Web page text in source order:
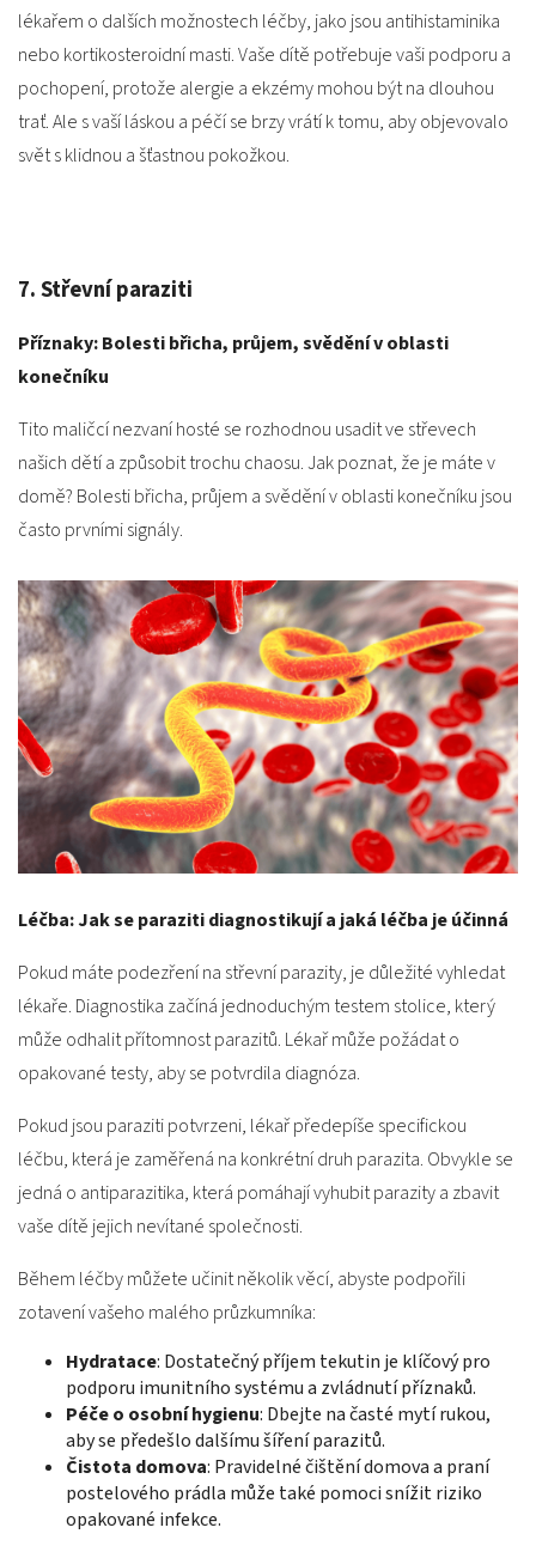
lékařem o dalších možnostech léčby, jako jsou antihistaminika
nebo kortikosteroidní masti. Vaše dítě potřebuje vaši podporu a
pochopení, protože alergie a ekzémy mohou být na dlouhou
trať. Ale s vaší láskou a péčí se brzy vrátí k tomu, aby objevovalo
svět s klidnou a šťastnou pokožkou.
7. Střevní paraziti
Příznaky: Bolesti břicha, průjem, svědění v oblasti
konečníku
Tito maličcí nezvaní hosté se rozhodnou usadit ve střevech
našich dětí a způsobit trochu chaosu. Jak poznat, že je máte v
domě? Bolesti břicha, průjem a svědění v oblasti konečníku jsou
často prvními signály.
Léčba: Jak se paraziti diagnostikují a jaká léčba je účinná
Pokud máte podezření na střevní parazity, je důležité vyhledat
lékaře. Diagnostika začíná jednoduchým testem stolice, který
může odhalit přítomnost parazitů. Lékař může požádat o
opakované testy, aby se potvrdila diagnóza.
Pokud jsou paraziti potvrzeni, lékař předepíše specifickou
léčbu, která je zaměřená na konkrétní druh parazita. Obvykle se
jedná o antiparazitika, která pomáhají vyhubit parazity a zbavit
vaše dítě jejich nevítané společnosti.
Během léčby můžete učinit několik věcí, abyste podpořili
zotavení vašeho malého průzkumníka:
Hydratace: Dostatečný příjem tekutin je klíčový pro
podporu imunitního systému a zvládnutí příznaků.
Péče o osobní hygienu: Dbejte na časté mytí rukou,
aby se předešlo dalšímu šíření parazitů.
Čistota domova: Pravidelné čištění domova a praní
postelového prádla může také pomoci snížit riziko
opakované infekce.